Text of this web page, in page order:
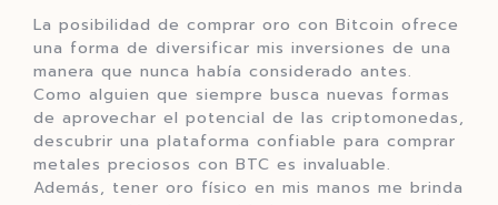
La posibilidad de comprar oro con Bitcoin ofrece
una forma de diversificar mis inversiones de una
manera que nunca había considerado antes.
Como alguien que siempre busca nuevas formas
de aprovechar el potencial de las criptomonedas,
descubrir una plataforma confiable para comprar
metales preciosos con BTC es invaluable.
Además, tener oro físico en mis manos me brinda